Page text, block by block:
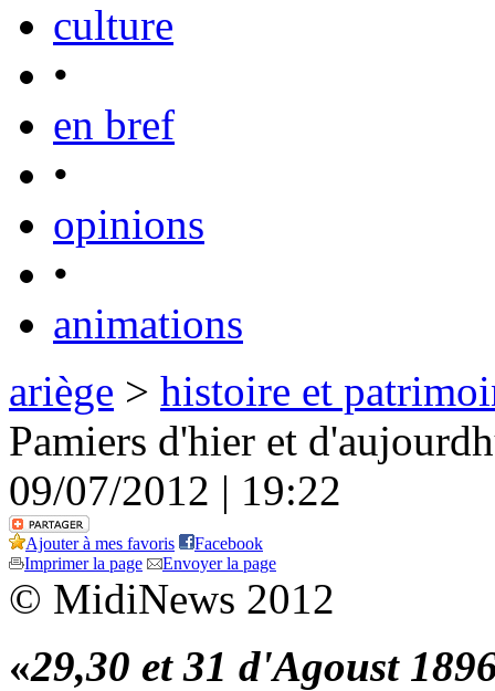
culture
•
en bref
•
opinions
•
animations
ariège > histoire et
Pamiers d'hier et
09/07/2012 | 19:22
Ajouter à mes favoris
Facebook
Imprimer la page
Envoyer la page
© MidiNews 2012
«29,30 et 31 d'Agoust